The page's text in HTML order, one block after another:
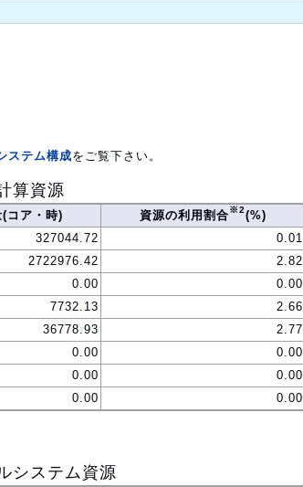
ステム構成をご覧下さい。
算資源
コア・時) 資源の利用割合※2(%)
327044.72
0.01
2722976.42
2.82
0.00
0.00
7732.13
2.66
36778.93
2.77
0.00
0.00
0.00
0.00
0.00 0.00
システム資源